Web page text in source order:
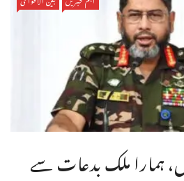
ہمارا ملک بدعات سے